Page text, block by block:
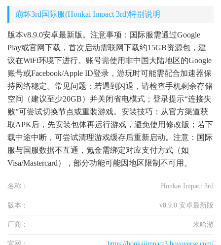
崩坏3rd国际服(Honkai Impact 3rd)特别说明
版本v8.9.0安卓最新版。注意事项：国际服需通过Google
Play或官网下载，首次启动需联网下载约15GB资源包，建
议在WiFi环境下进行。账号需使用非中国大陆地区的Google
账号或Facebook/Apple ID登录，游玩时可能需配合加速器保
持网络稳定。常见问题：若遇到闪退，请检查手机剩余存储
空间（建议至少20GB）并关闭省电模式；登录提示“连接失
败”可尝试切换节点或重装游戏。安装技巧：从官方渠道获
取APK后，先安装包体再运行游戏，避免使用修改版；若下
载中途中断，可尝试清理游戏缓存后重新启动。注意：国际
服与国服数据不互通，氪金需绑定对应支付方式（如
Visa/Mastercard），部分功能可能因地区限制不可用。
名称： Honkai Impact 3rd
版本： v8.9.0 安卓最新版
厂商： 米哈游